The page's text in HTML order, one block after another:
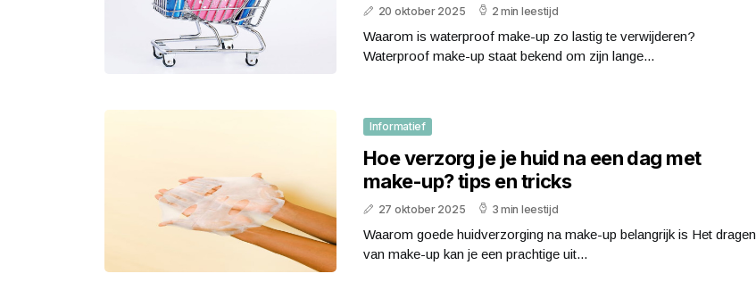
20 oktober 2025 2 min leestijd
Waarom is waterproof make-up zo lastig te verwijderen?
Waterproof make-up staat bekend om zijn lange...
Informatief
Hoe verzorg je je huid na een dag met
make-up? tips en tricks
27 oktober 2025 3 min leestijd
Waarom goede huidverzorging na make-up belangrijk is Het dragen
van make-up kan je een prachtige uit...